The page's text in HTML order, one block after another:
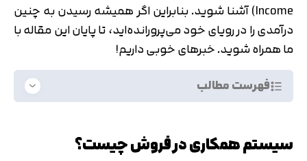
Income) آشنا شوید. بنابراین اگر همیشه رسیدن به چنین
درآمدی را در رویای خود می‌پرورانده‌اید، تا پایان این مقاله با
ما همراه شوید. خبرهای خوبی داریم!
فهرست مطالب
سیستم همکاری در فروش چیست؟